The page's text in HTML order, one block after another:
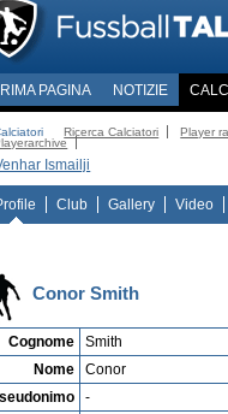
PAGINA NOTIZIE
Ricerca Calciatori Player
Ismailji
Club Gallery Video
Conor Smith
Cognome
Smith
Nome
Conor
-